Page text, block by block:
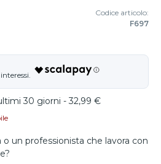
Codice articolo:
F697
30 giorni - 32,99 €
o un professionista che lavora con